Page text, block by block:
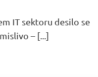
IT sektoru desilo se
– [...]